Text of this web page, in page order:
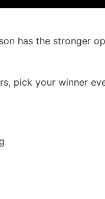
has the stronger
pick your winner